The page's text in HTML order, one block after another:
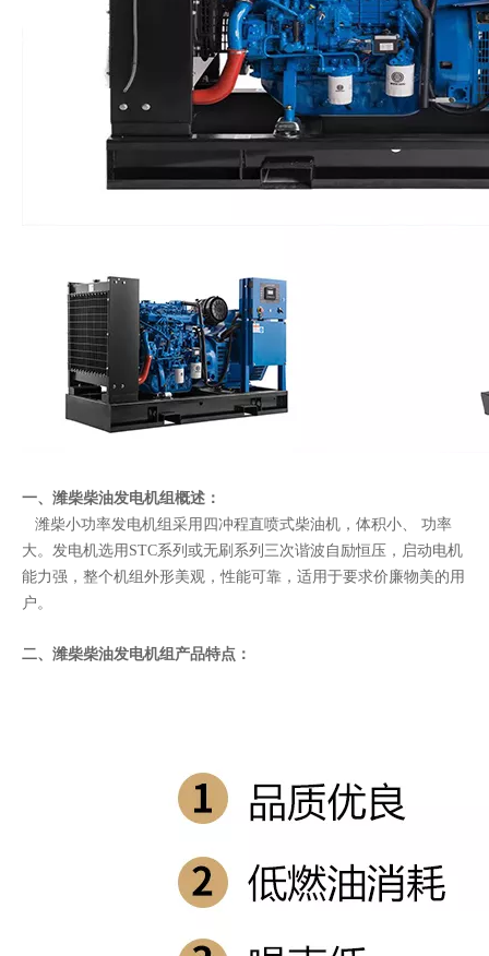
一、潍柴柴油发电机组概述：
潍柴小功率发电机组采用四冲程直喷式柴油机，体积小、 功率
大。发电机选用STC系列或无刷系列三次谐波自励恒压，启动电机
能力强，整个机组外形美观，性能可靠，适用于要求价廉物美的用
户。
二、潍柴柴油发电机组产品特点：